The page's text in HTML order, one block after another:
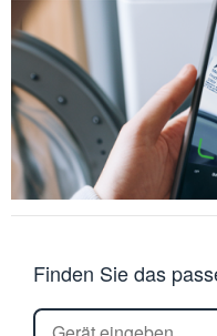
Finden Sie das